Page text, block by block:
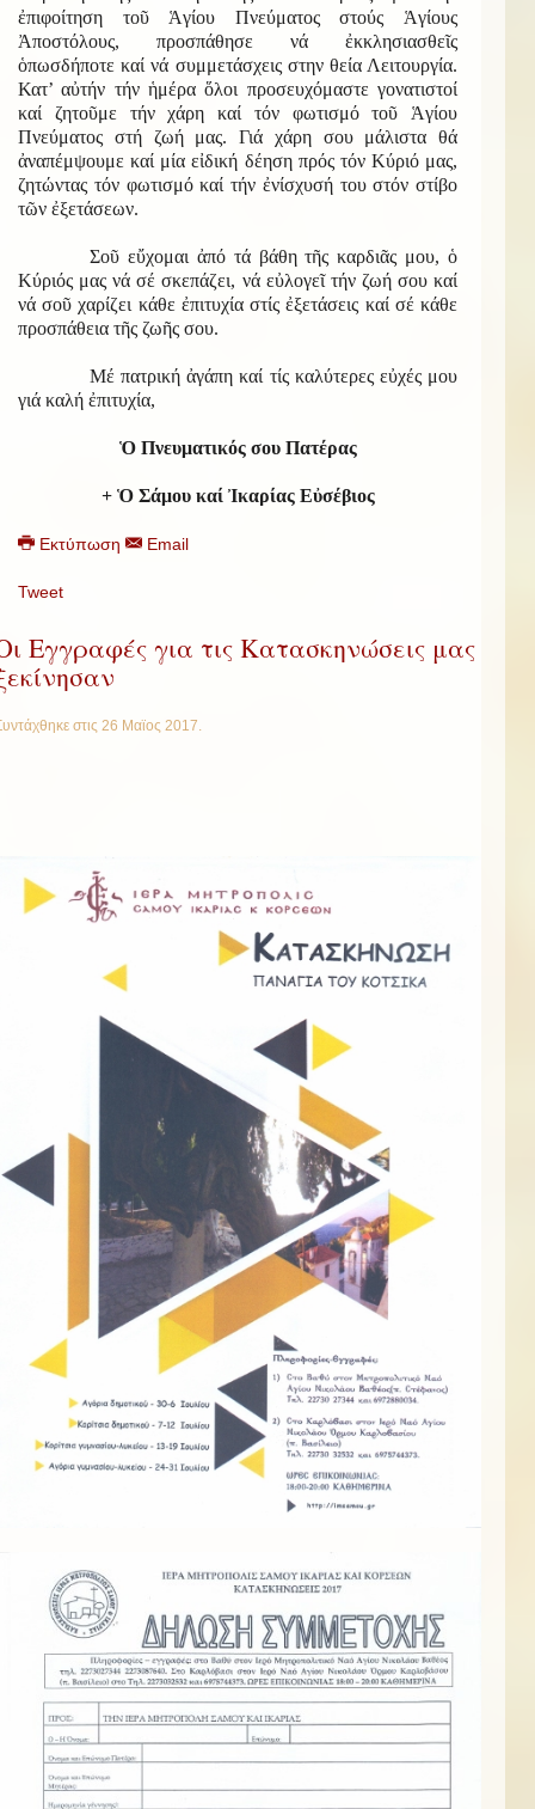
ἐπιφοίτηση τοῦ Ἁγίου Πνεύματος στούς Ἁγίους
Ἀποστόλους, προσπάθησε νά ἐκκλησιασθεῖς
ὁπωσδήποτε καί νά συμμετάσχεις στην θεία Λειτουργία.
Κατ’ αὐτήν τήν ἡμέρα ὅλοι προσευχόμαστε γονατιστοί
καί ζητοῦμε τήν χάρη καί τόν φωτισμό τοῦ Ἁγίου
Πνεύματος στή ζωή μας. Γιά χάρη σου μάλιστα θά
ἀναπέμψουμε καί μία εἰδική δέηση πρός τόν Κύριό μας,
ζητώντας τόν φωτισμό καί τήν ἐνίσχυσή του στόν στίβο
τῶν ἐξετάσεων.
Σοῦ εὔχομαι ἀπό τά βάθη τῆς καρδιᾶς μου, ὁ
Κύριός μας νά σέ σκεπάζει, νά εὐλογεῖ τήν ζωή σου καί
νά σοῦ χαρίζει κάθε ἐπιτυχία στίς ἐξετάσεις καί σέ κάθε
προσπάθεια τῆς ζωῆς σου.
Μέ πατρική ἀγάπη καί τίς καλύτερες εὐχές μου
γιά καλή ἐπιτυχία,
Ὁ Πνευματικός σου Πατέρας
+ Ὁ Σάμου καί Ἰκαρίας Εὐσέβιος
Εκτύπωση Email
Tweet
Εγγραφές για τις Κατασκηνώσεις μας
στις 26 Μαϊος 2017.